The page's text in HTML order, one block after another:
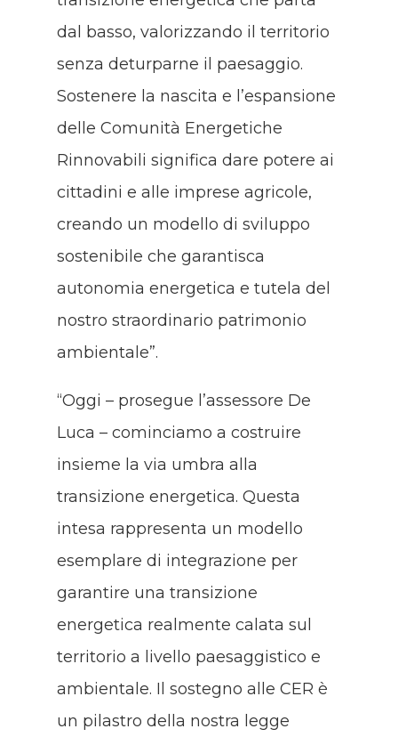
dal basso, valorizzando il territorio
senza deturparne il paesaggio.
Sostenere la nascita e l’espansione
delle Comunità Energetiche
Rinnovabili significa dare potere ai
cittadini e alle imprese agricole,
creando un modello di sviluppo
sostenibile che garantisca
autonomia energetica e tutela del
nostro straordinario patrimonio
ambientale”.
“Oggi – prosegue l’assessore De
Luca – cominciamo a costruire
insieme la via umbra alla
transizione energetica. Questa
intesa rappresenta un modello
esemplare di integrazione per
garantire una transizione
energetica realmente calata sul
territorio a livello paesaggistico e
ambientale. Il sostegno alle CER è
un pilastro della nostra legge